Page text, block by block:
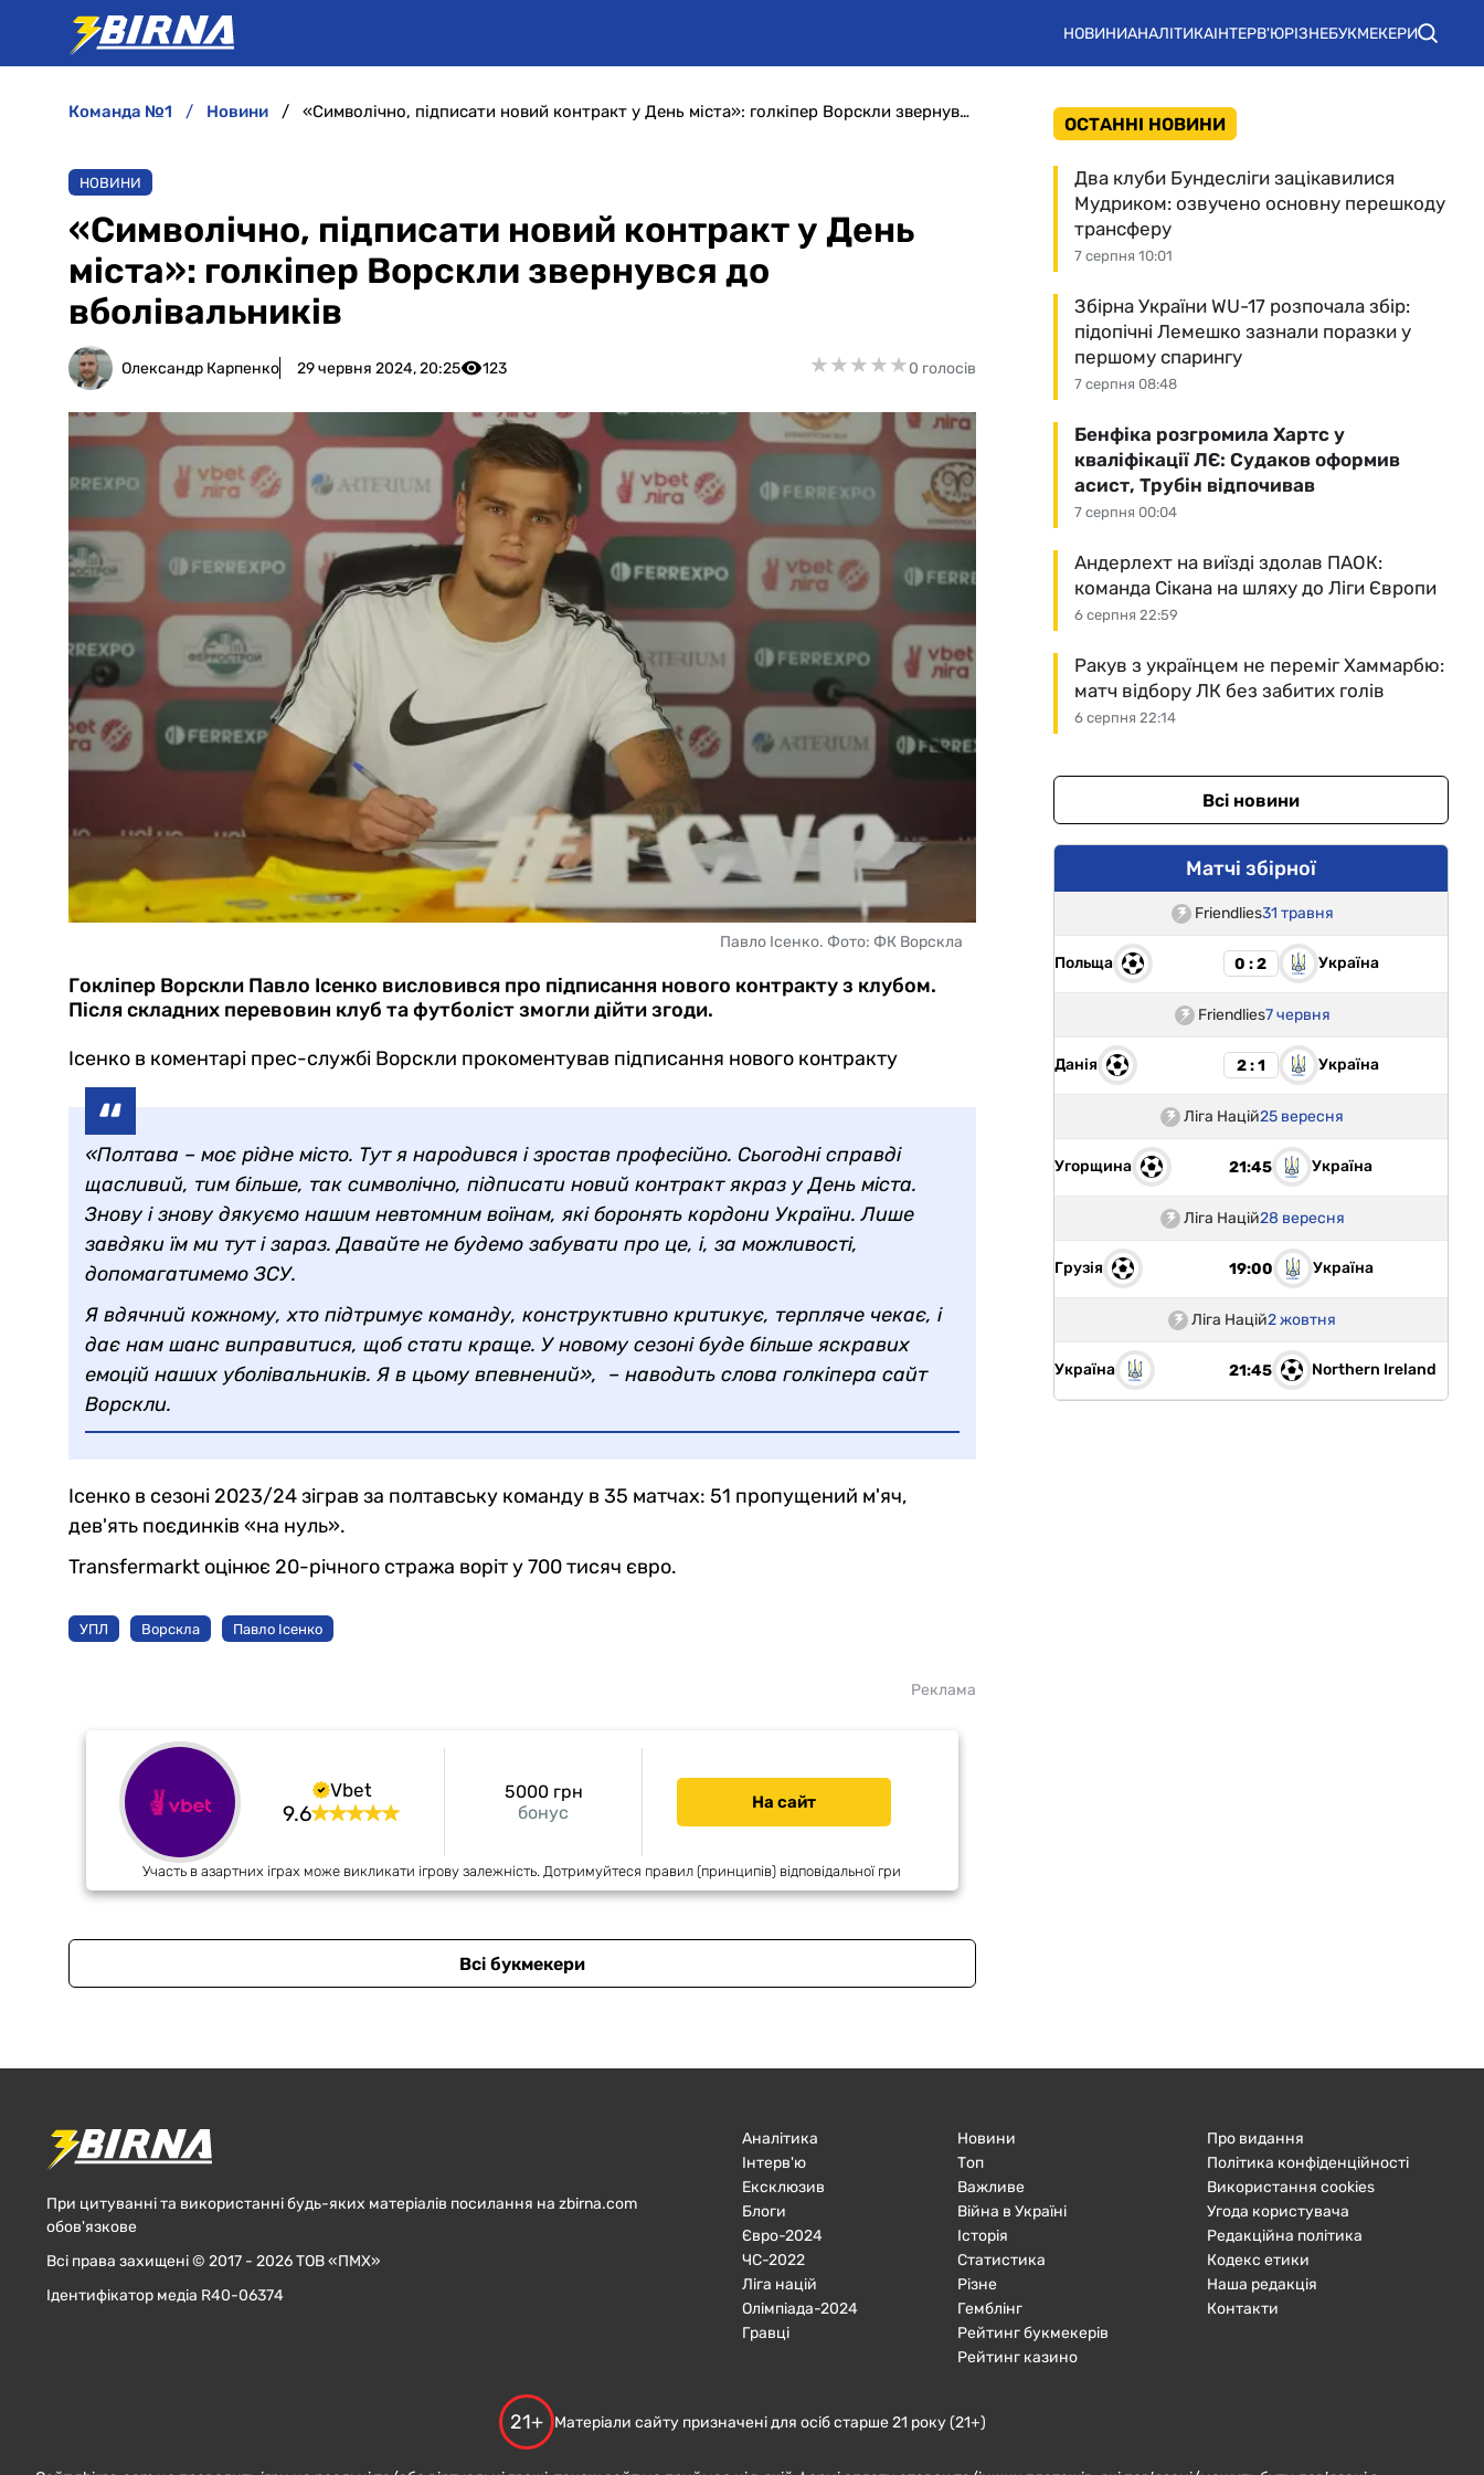
НОВИНИАНАЛІТИКАІНТЕРВ'ЮРІЗНЕБУКМЕКЕРИ
команда №1 новини «Символічно, підписати новий контракт у День міста»: голкіпер Ворскли звернувся до вболівальників
НОВИНИ
«Символічно, підписати новий контракт у День
міста»: голкіпер Ворскли звернувся до
вболівальників
Олександр Карпенко 29 червня 2024, 20:25 123 ★★★★★
★★★★★0 голосів
Павло Ісенко. Фото: ФК Ворскла
Гокліпер Ворскли Павло Ісенко висловився про підписання нового контракту з клубом.
Після складних перевовин клуб та футболіст змогли дійти згоди.
Ісенко в коментарі прес-службі Ворскли прокоментував підписання нового контракту
«Полтава – моє рідне місто. Тут я народився і зростав професійно. Сьогодні справді
щасливий, тим більше, так символічно, підписати новий контракт якраз у День міста.
Знову і знову дякуємо нашим невтомним воїнам, які боронять кордони України. Лише
завдяки їм ми тут і зараз. Давайте не будемо забувати про це, і, за можливості,
допомагатимемо ЗСУ.
Я вдячний кожному, хто підтримує команду, конструктивно критикує, терпляче чекає, і
дає нам шанс виправитися, щоб стати краще. У новому сезоні буде більше яскравих
емоцій наших уболівальників. Я в цьому впевнений», – наводить слова голкіпера сайт
Ворскли.
Ісенко в сезоні 2023/24 зіграв за полтавську команду в 35 матчах: 51 пропущений м'яч,
дев'ять поєдинків «на нуль».
Transfermarkt оцінює 20-річного стража воріт у 700 тисяч євро.
УПЛ Ворскла Павло Ісенко
Реклама
Vbet
9.6 бонус
5000 грн На сайт
Участь в азартних іграх може викликати ігрову залежність. Дотримуйтеся правил (принципів) відповідальної гри
Всі букмекери
ОСТАННІ НОВИНИ
7 серпня 10:01
Два клуби Бундесліги зацікавилися
Мудриком: озвучено основну перешкоду
трансферу
7 серпня 08:48
Збірна України WU-17 розпочала збір:
підопічні Лемешко зазнали поразки у
першому спарингу
7 серпня 00:04
Бенфіка розгромила Хартс у
кваліфікації ЛЄ: Судаков оформив
асист, Трубін відпочивав
6 серпня 22:59
Андерлехт на виїзді здолав ПАОК:
команда Сікана на шляху до Ліги Європи
6 серпня 22:14
Ракув з українцем не переміг Хаммарбю:
матч відбору ЛК без забитих голів
Всі новини
Матчі збірної
Friendlies31 травня
Польща 0 : 2 Україна
Friendlies7 червня
Данія 2 : 1 Україна
Ліга Націй25 вересня
Угорщина 21:45 Україна
Ліга Націй28 вересня
Грузія 19:00 Україна
Ліга Націй2 жовтня
Україна 21:45 Northern Ireland
При цитуванні та використанні будь-яких матеріалів посилання на zbirna.com
обов'язкове
Всі права захищені © 2017 - 2026 ТОВ «ПМХ»
Ідентифікатор медіа R40-06374
Аналітика
Інтерв'ю
Ексклюзив
Блоги
Євро-2024
ЧC-2022
Ліга націй
Олімпіада-2024
Гравці
Новини
Топ
Важливе
Війна в Україні
Історія
Статистика
Різне
Гемблінг
Рейтинг букмекерів
Рейтинг казино
Про видання
Політика конфіденційності
Використання cookies
Угода користувача
Редакційна політика
Кодекс етики
Наша редакція
Контакти
21+ Матеріали сайту призначені для осіб старше 21 року (21+)